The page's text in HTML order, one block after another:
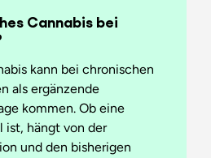
Cannabis bei
kann bei chronischen
als ergänzende
kommen. Ob eine
ist, hängt von der
und den bisherigen